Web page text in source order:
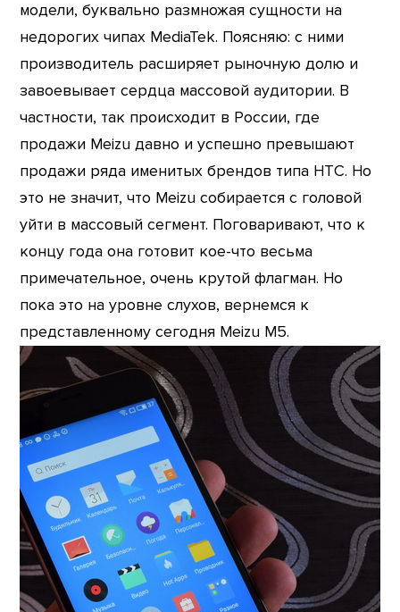
модели, буквально размножая сущности на
недорогих чипах MediaTek. Поясняю: с ними
производитель расширяет рыночную долю и
завоевывает сердца массовой аудитории. В
частности, так происходит в России, где
продажи Meizu давно и успешно превышают
продажи ряда именитых брендов типа HTC. Но
это не значит, что Meizu собирается с головой
уйти в массовый сегмент. Поговаривают, что к
концу года она готовит кое-что весьма
примечательное, очень крутой флагман. Но
пока это на уровне слухов, вернемся к
представленному сегодня Meizu M5.